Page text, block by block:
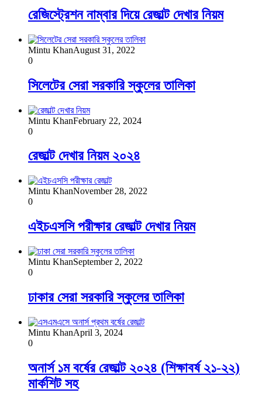
রেজিস্ট্রেশন নাম্বার দিয়ে রেজাল্ট দেখার নিয়ম
Mintu KhanAugust 31, 2022
0
সিলেটের সেরা সরকারি স্কুলের তালিকা
Mintu KhanFebruary 22, 2024
0
রেজাল্ট দেখার নিয়ম ২০২৪
Mintu KhanNovember 28, 2022
0
এইচএসসি পরীক্ষার রেজাল্ট দেখার নিয়ম
Mintu KhanSeptember 2, 2022
0
ঢাকার সেরা সরকারি স্কুলের তালিকা
Mintu KhanApril 3, 2024
0
অনার্স ১ম বর্ষের রেজাল্ট ২০২৪ (শিক্ষাবর্ষ ২১-২২)
মার্কশিট সহ